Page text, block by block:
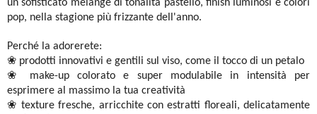
un sofisticato melange di tonalità pastello, finish luminosi e colori
pop, nella stagione più frizzante dell'anno.
Perché la adorerete:
❀ prodotti innovativi e gentili sul viso, come il tocco di un petalo
❀ make-up colorato e super modulabile in intensità per
esprimere al massimo la tua creatività
❀ texture fresche, arricchite con estratti floreali, delicatamente